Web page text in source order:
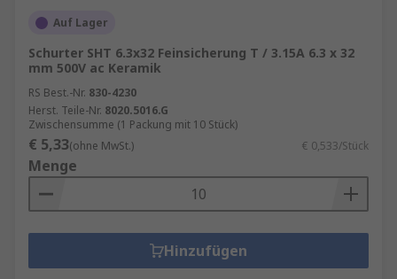
Auf Lager
Schurter SHT 6.3x32 Feinsicherung T / 3.15A 6.3 x 32
mm 500V ac Keramik
RS Best.-Nr. 830-4230
Herst. Teile-Nr. 8020.5016.G
Zwischensumme (1 Packung mit 10 Stück)
€ 5,33(ohne MwSt.) € 0,533/Stück
Menge
Hinzufügen